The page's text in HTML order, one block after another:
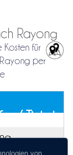
Rayong
für
per
/ Tickets
3h 30m – 5h
von